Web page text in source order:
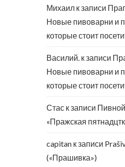
Михаил к записи
Новые пивоварни и
которые стоит
Василий. к записи
Новые пивоварни и
которые стоит
Стас к записи
«Пражская
capitan к записи
(«Прашивка»)